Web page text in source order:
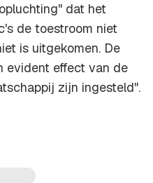
dat het
de toestroom niet
is uitgekomen. De
evident effect van de
zijn ingesteld".